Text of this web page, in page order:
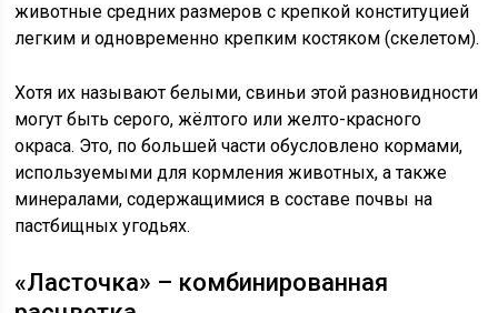
животные средних размеров с крепкой конституцией
легким и одновременно крепким костяком (скелетом).
Хотя их называют белыми, свиньи этой разновидности
могут быть серого, жёлтого или желто-красного
окраса. Это, по большей части обусловлено кормами,
используемыми для кормления животных, а также
минералами, содержащимися в составе почвы на
пастбищных угодьях.
«Ласточка» – комбинированная